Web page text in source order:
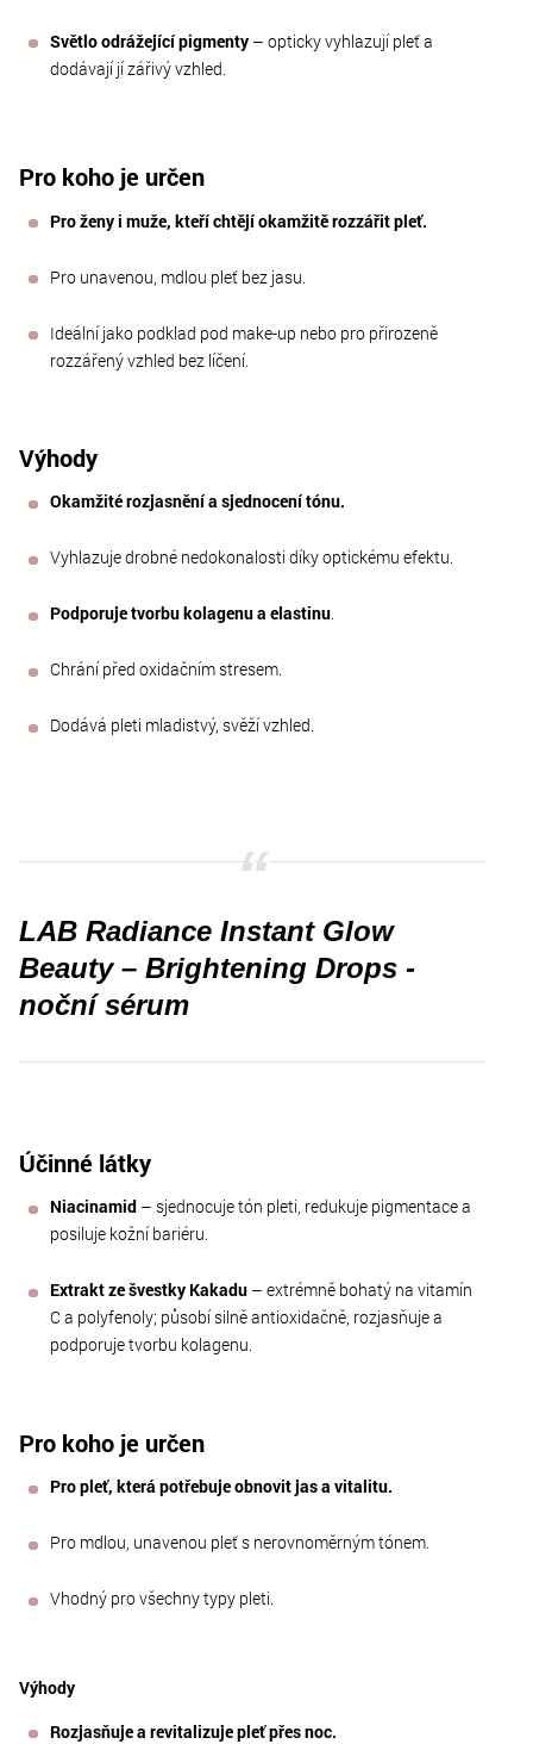
Světlo odrážející pigmenty – opticky vyhlazují pleť a
dodávají jí zářivý vzhled.
Pro koho je určen
Pro ženy i muže, kteří chtějí okamžitě rozzářit pleť.
Pro unavenou, mdlou pleť bez jasu.
Ideální jako podklad pod make-up nebo pro přirozeně
rozzářený vzhled bez líčení.
Výhody
Okamžité rozjasnění a sjednocení tónu.
Vyhlazuje drobné nedokonalosti díky optickému efektu.
Podporuje tvorbu kolagenu a elastinu.
Chrání před oxidačním stresem.
Dodává pleti mladistvý, svěží vzhled.
LAB Radiance Instant Glow
Beauty – Brightening Drops -
noční sérum
Účinné látky
Niacinamid – sjednocuje tón pleti, redukuje pigmentace a
posiluje kožní bariéru.
Extrakt ze švestky Kakadu – extrémně bohatý na vitamín
C a polyfenoly; působí silně antioxidačně, rozjasňuje a
podporuje tvorbu kolagenu.
Pro koho je určen
Pro pleť, která potřebuje obnovit jas a vitalitu.
Pro mdlou, unavenou pleť s nerovnoměrným tónem.
Vhodný pro všechny typy pleti.
Výhody
Rozjasňuje a revitalizuje pleť přes noc.